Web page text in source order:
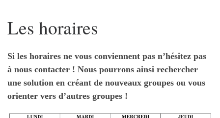
Les horaires
Si les horaires ne vous conviennent pas n’hésitez pas
à nous contacter ! Nous pourrons ainsi rechercher
une solution en créant de nouveaux groupes ou vous
orienter vers d’autres groupes !